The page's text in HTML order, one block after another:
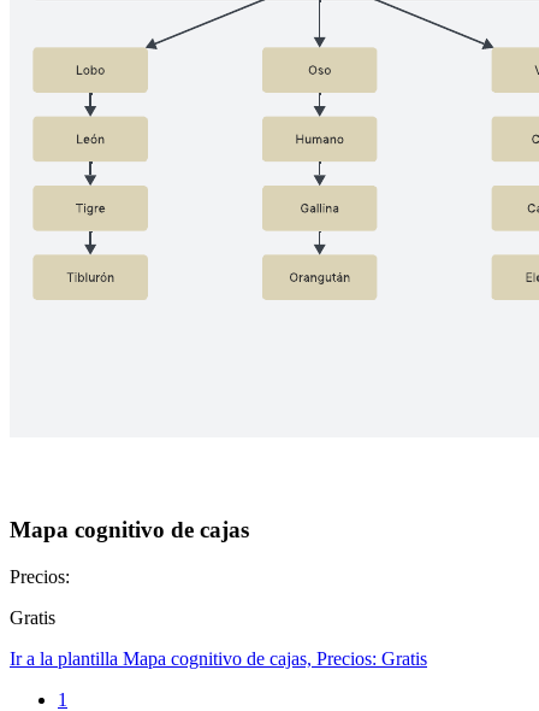
Mapa cognitivo de cajas
Precios:
Gratis
Ir a la plantilla Mapa cognitivo de cajas, Precios: Gratis
1